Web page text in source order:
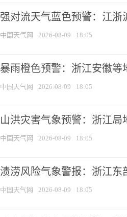
强对流天气蓝色预警：江浙
中国天气网 2026-08-09 18:05
暴雨橙色预警：浙江安徽等
中国天气网 2026-08-09 18:05
山洪灾害气象预警：浙江
中国天气网 2026-08-09 18:05
渍涝风险气象警报：浙江
中国天气网 2026-08-09 18:05